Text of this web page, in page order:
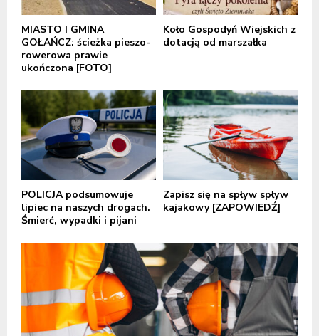
MIASTO I GMINA
GOŁAŃCZ: ścieżka pieszo-
rowerowa prawie
ukończona [FOTO]
Koło Gospodyń Wiejskich z
dotacją od marszałka
POLICJA podsumowuje
lipiec na naszych drogach.
Śmierć, wypadki i pijani
Zapisz się na spływ spływ
kajakowy [ZAPOWIEDŹ]